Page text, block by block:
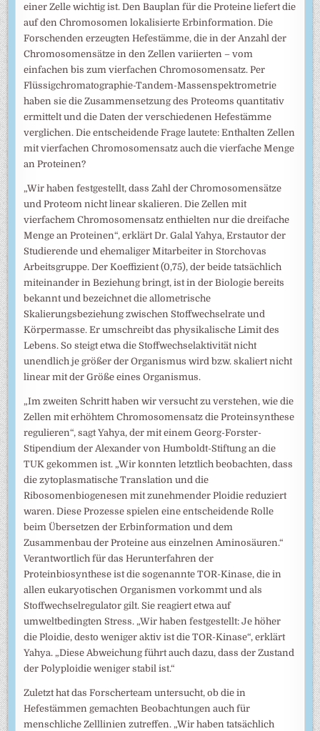
einer Zelle wichtig ist. Den Bauplan für die Proteine liefert die
auf den Chromosomen lokalisierte Erbinformation. Die
Forschenden erzeugten Hefestämme, die in der Anzahl der
Chromosomensätze in den Zellen variierten – vom
einfachen bis zum vierfachen Chromosomensatz. Per
Flüssigchromatographie-Tandem-Massenspektrometrie
haben sie die Zusammensetzung des Proteoms quantitativ
ermittelt und die Daten der verschiedenen Hefestämme
verglichen. Die entscheidende Frage lautete: Enthalten Zellen
mit vierfachen Chromosomensatz auch die vierfache Menge
an Proteinen?
„Wir haben festgestellt, dass Zahl der Chromosomensätze
und Proteom nicht linear skalieren. Die Zellen mit
vierfachem Chromosomensatz enthielten nur die dreifache
Menge an Proteinen“, erklärt Dr. Galal Yahya, Erstautor der
Studierende und ehemaliger Mitarbeiter in Storchovas
Arbeitsgruppe. Der Koeffizient (0,75), der beide tatsächlich
miteinander in Beziehung bringt, ist in der Biologie bereits
bekannt und bezeichnet die allometrische
Skalierungsbeziehung zwischen Stoffwechselrate und
Körpermasse. Er umschreibt das physikalische Limit des
Lebens. So steigt etwa die Stoffwechselaktivität nicht
unendlich je größer der Organismus wird bzw. skaliert nicht
linear mit der Größe eines Organismus.
„Im zweiten Schritt haben wir versucht zu verstehen, wie die
Zellen mit erhöhtem Chromosomensatz die Proteinsynthese
regulieren“, sagt Yahya, der mit einem Georg-Forster-
Stipendium der Alexander von Humboldt-Stiftung an die
TUK gekommen ist. „Wir konnten letztlich beobachten, dass
die zytoplasmatische Translation und die
Ribosomenbiogenesen mit zunehmender Ploidie reduziert
waren. Diese Prozesse spielen eine entscheidende Rolle
beim Übersetzen der Erbinformation und dem
Zusammenbau der Proteine aus einzelnen Aminosäuren.“
Verantwortlich für das Herunterfahren der
Proteinbiosynthese ist die sogenannte TOR-Kinase, die in
allen eukaryotischen Organismen vorkommt und als
Stoffwechselregulator gilt. Sie reagiert etwa auf
umweltbedingten Stress. „Wir haben festgestellt: Je höher
die Ploidie, desto weniger aktiv ist die TOR-Kinase“, erklärt
Yahya. „Diese Abweichung führt auch dazu, dass der Zustand
der Polyploidie weniger stabil ist.“
Zuletzt hat das Forscherteam untersucht, ob die in
Hefestämmen gemachten Beobachtungen auch für
menschliche Zelllinien zutreffen. „Wir haben tatsächlich